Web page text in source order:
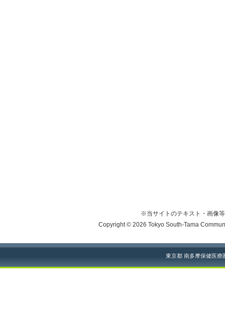
※当サイトのテキスト・画像
Copyright © 2026 Tokyo South-Tama
東京都 南多摩保健医療